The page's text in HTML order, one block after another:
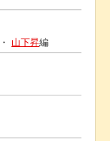
・ 山下昇編